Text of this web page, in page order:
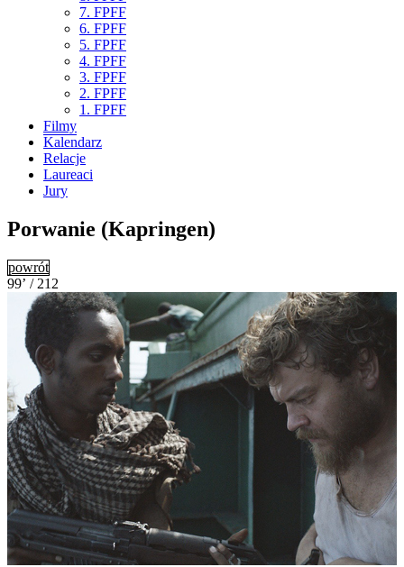
7. FPFF
6. FPFF
5. FPFF
4. FPFF
3. FPFF
2. FPFF
1. FPFF
Filmy
Kalendarz
Relacje
Laureaci
Jury
Porwanie (Kapringen)
powrót
99’ / 212